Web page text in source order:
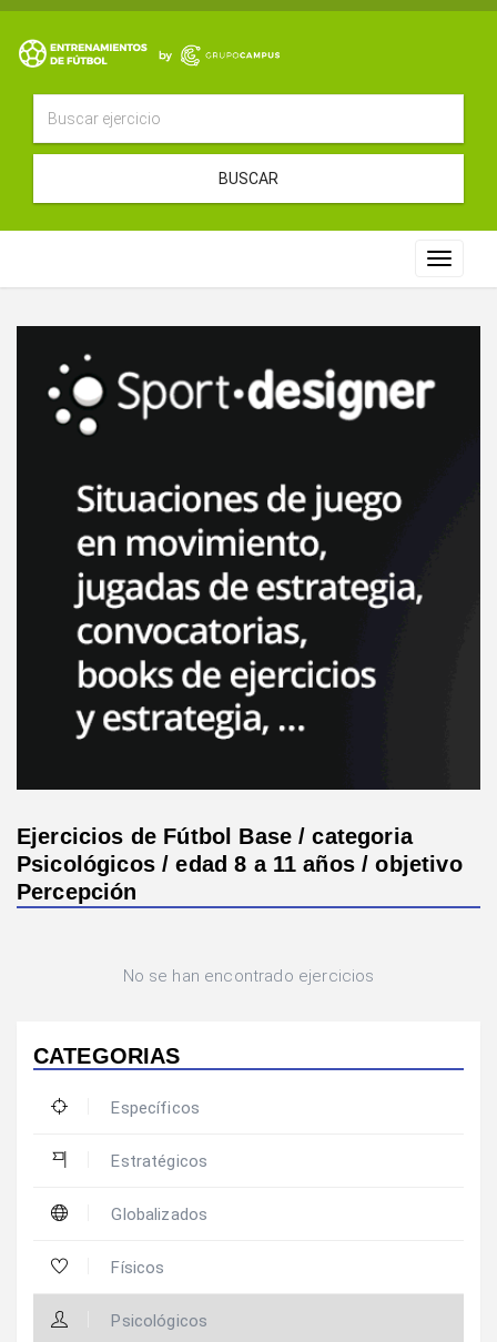
BUSCAR
Toggle
Ejercicios de Fútbol Base / categoria
Psicológicos / edad 8 a 11 años / objetivo
Percepción
No se han encontrado ejercicios
CATEGORIAS
Específicos
Estratégicos
Globalizados
Físicos
Psicológicos